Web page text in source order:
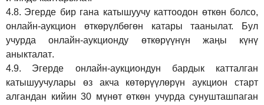
4.8. Эгерде бир гана катышуучу каттоодон өткөн болсо,
онлайн-аукцион өткөрүлбөгөн катары таанылат.
Бул
учурда онлайн-аукционду өткөрүүнүн жаңы күнү
аныкталат.
4.9.
Эгерде онлайн-аукциондун бардык катталган
катышуучулары өз акча көтөрүүлөрүн аукцион старт
алгандан кийин 30 мүнөт өткөн учурда сунушташпаган